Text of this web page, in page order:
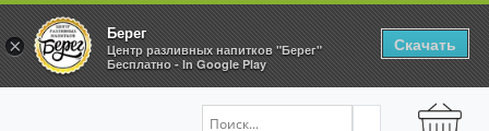
×
Берег
Центр разливных напитков "Берег"
Бесплатно - In Google Play
Скачать